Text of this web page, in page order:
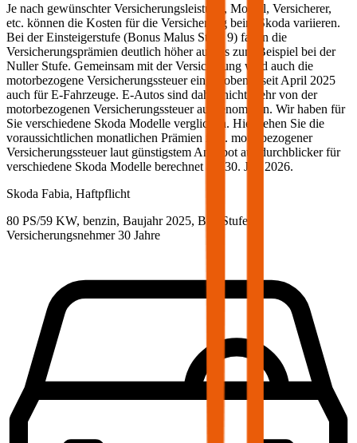
Je nach gewünschter Versicherungsleistung, Modell, Versicherer,
etc. können die Kosten für die Versicherung beim
Skoda variieren.
Bei der Einsteigerstufe (Bonus Malus Stufe 9) fallen die
Versicherungsprämien deutlich höher aus als zum Beispiel bei der
Nuller Stufe. Gemeinsam mit der Versicherung wird auch die
motorbezogene Versicherungssteuer eingehoben – seit April 2025
auch für E-Fahrzeuge. E-Autos sind daher nicht mehr von der
motorbezogenen Versicherungssteuer ausgenommen. Wir haben für
Sie verschiedene Skoda Modelle verglichen. Hier sehen Sie die
voraussichtlichen monatlichen Prämien inkl. motorbezogener
Versicherungssteuer laut günstigstem Angebot auf durchblicker für
verschiedene Skoda Modelle berechnet am 30. Juli 2026.
Skoda Fabia, Haftpflicht
80 PS/59 KW, benzin, Baujahr 2025, BM-Stufe
Versicherungsnehmer 30 Jahre